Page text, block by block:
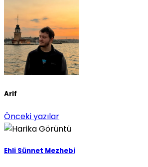
Arif
Önceki yazılar
Ehli Sünnet Mezhebi